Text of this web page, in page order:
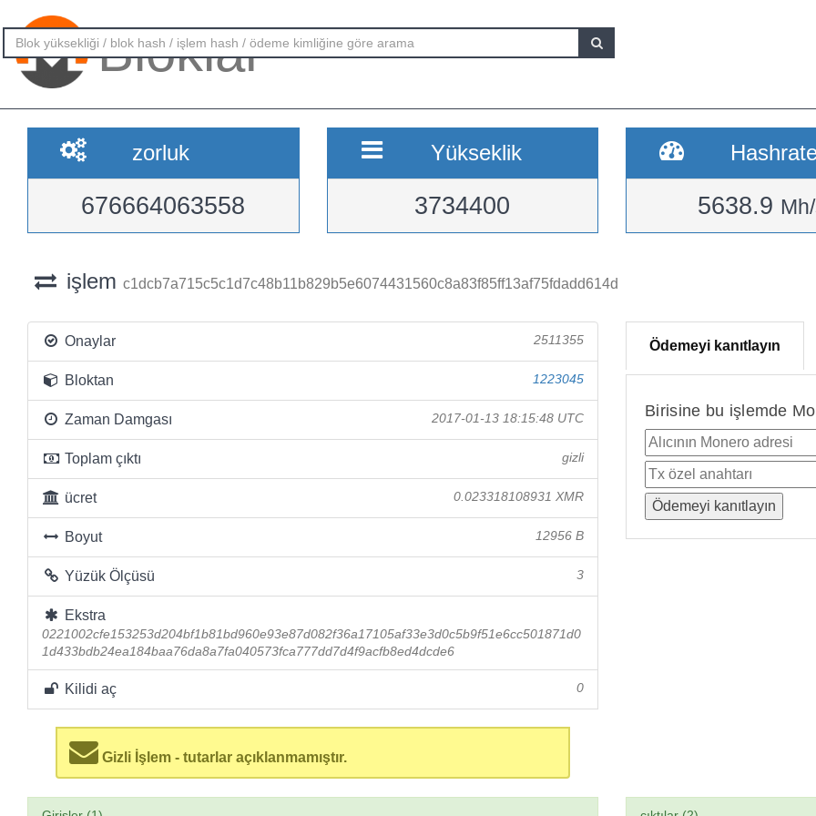
Bloklar
zorluk
676664063558
Yükseklik
3734400 5638.9
işlem c1dcb7a715c5c1d7c48b11b829b5e6074431560c8a83f85ff13af75fdadd614d
Onaylar 2511355
Bloktan 1223045
Zaman Damgası 2017-01-13 18:15:48 UTC
Toplam çıktı gizli
ücret 0.023318108931 XMR
Boyut 12956 B
Yüzük Ölçüsü 3
Ekstra
0221002cfe153253d204bf1b81bd960e93e87d082f36a17105af33e3d0c5b9f51e6cc501871d0
1d433bdb24ea184baa76da8a7fa040573fca777dd7d4f9acfb8ed4dcde6
Kilidi aç 0
Gizli İşlem - tutarlar açıklanmamıştır.
Ödemeyi kanıtlayın
Birisine bu işlemde